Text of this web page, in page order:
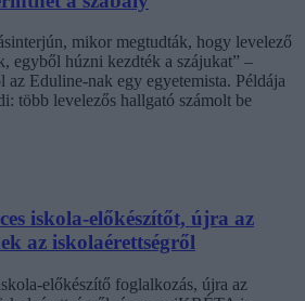
mikor megtudták, hogy levelező
egyből húzni kezdték a szájukat” –
az Eduline-nak egy egyetemista. Példája
több levelezős hallgató számolt be
iskola-előkészítőt, újra az
az iskolaérettségről
előkészítő foglalkozás, újra az